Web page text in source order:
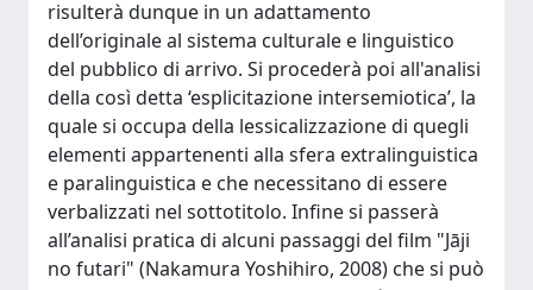
risulterà dunque in un adattamento
dell’originale al sistema culturale e linguistico
del pubblico di arrivo. Si procederà poi all'analisi
della così detta ‘esplicitazione intersemiotica’, la
quale si occupa della lessicalizzazione di quegli
elementi appartenenti alla sfera extralinguistica
e paralinguistica e che necessitano di essere
verbalizzati nel sottotitolo. Infine si passerà
all’analisi pratica di alcuni passaggi del film "Jāji
no futari" (Nakamura Yoshihiro, 2008) che si può